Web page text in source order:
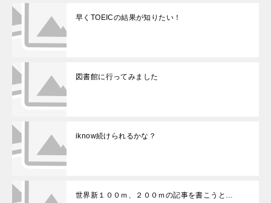
早くTOEICの結果が知りたい！
図書館に行ってみました
iknow続けられるかな？
世界新１００ｍ、２００ｍの記事を書こうと…